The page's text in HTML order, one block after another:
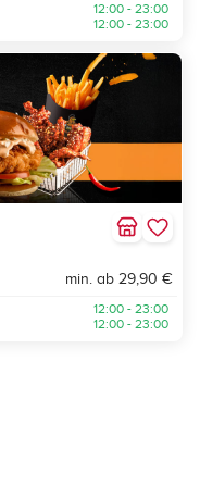
12:00 - 23:00
12:00 - 23:00
min. ab 29,90 €
12:00 - 23:00
12:00 - 23:00